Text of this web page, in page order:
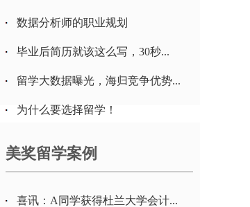
数据分析师的职业规划
毕业后简历就该这么写，30秒...
留学大数据曝光，海归竞争优势...
为什么要选择留学！
美奖留学案例
喜讯：A同学获得杜兰大学会计...